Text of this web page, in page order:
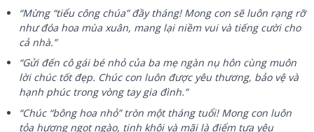
“Mừng “tiểu công chúa” đầy tháng! Mong con sẽ luôn rạng rỡ
như đóa hoa mùa xuân, mang lại niềm vui và tiếng cười cho
cả nhà.”
“Gửi đến cô gái bé nhỏ của ba mẹ ngàn nụ hôn cùng muôn
lời chúc tốt đẹp. Chúc con luôn được yêu thương, bảo vệ và
hạnh phúc trong vòng tay gia đình.”
“Chúc “bông hoa nhỏ” tròn một tháng tuổi! Mong con luôn
tỏa hương ngọt ngào, tinh khôi và mãi là điểm tựa yêu